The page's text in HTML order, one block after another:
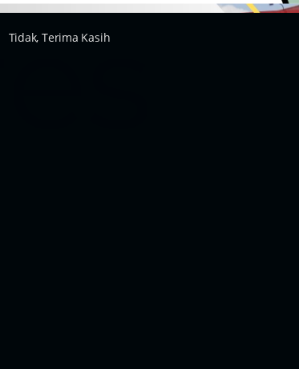
Tidak, Terima Kasih